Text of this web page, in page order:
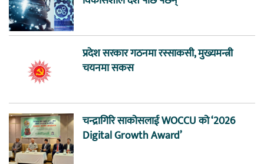
प्रदेश सरकार गठनमा रस्साकसी, मुख्यमन्त्री
चयनमा सकस
चन्द्रागिरि साकोसलाई WOCCU को ‘2026
Digital Growth Award’